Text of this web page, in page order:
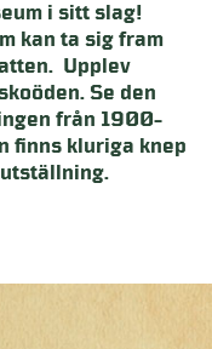
i sitt slag!
kan ta sig fram
Upplev
Se den
från 1900-
finns kluriga knep